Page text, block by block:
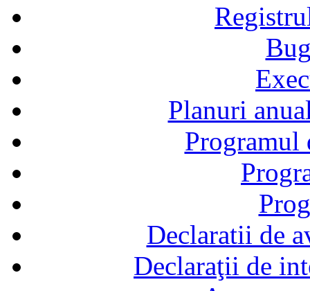
Planuri
Declaratii de
Declaraţii de